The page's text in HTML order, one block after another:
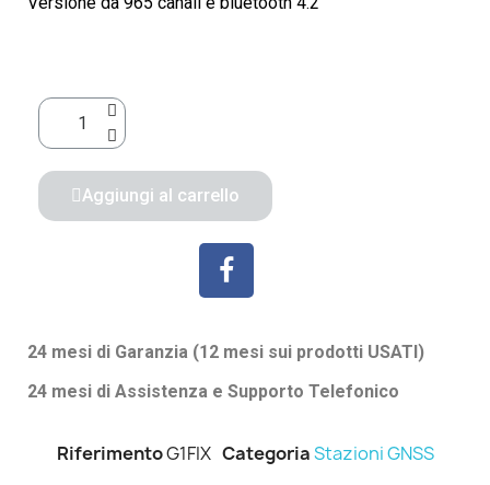
Aggiungi al carrello
24 mesi di Garanzia (12 mesi sui prodotti USATI)
24 mesi di Assistenza e Supporto Telefonico
RiferimentoG1FIX CategoriaStazioni GNSS